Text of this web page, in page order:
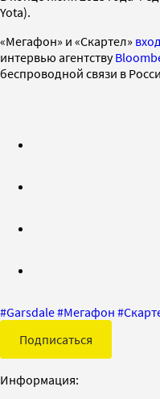
Yota).
«Мегафон» и «Скартел»
интервью агентству
беспроводной связи в
#Garsdale#Мегафон #
Подписаться
Информация: